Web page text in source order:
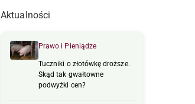
Aktualności
Prawo i Pieniądze
Tuczniki o złotówkę droższe.
Skąd tak gwałtowne
podwyżki cen?